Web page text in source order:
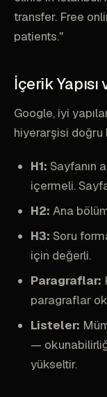
transfer. Free
patients."
İçerik
Google, iyi
hiyerarşisi doğru
H1: Sayfanın
içermeli.
H2: Ana
H3: Soru
için değerli.
Paragraflar:
paragraflar
Listeler:
—
yükseltir.